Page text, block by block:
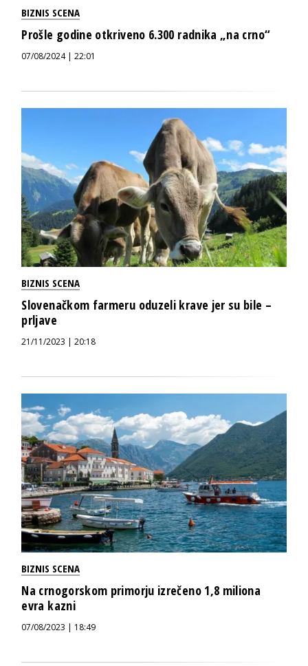
BIZNIS SCENA
Prošle godine otkriveno 6.300 radnika „na crno“
07/08/2024 | 22:01
BIZNIS SCENA
Slovenačkom farmeru oduzeli krave jer su bile –
prljave
21/11/2023 | 20:18
BIZNIS SCENA
Na crnogorskom primorju izrečeno 1,8 miliona
evra kazni
07/08/2023 | 18:49